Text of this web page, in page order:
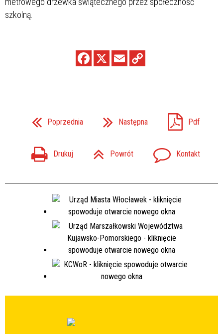
szkolną.
Poprzednia Następna Pdf
Drukuj Powrót Kontakt